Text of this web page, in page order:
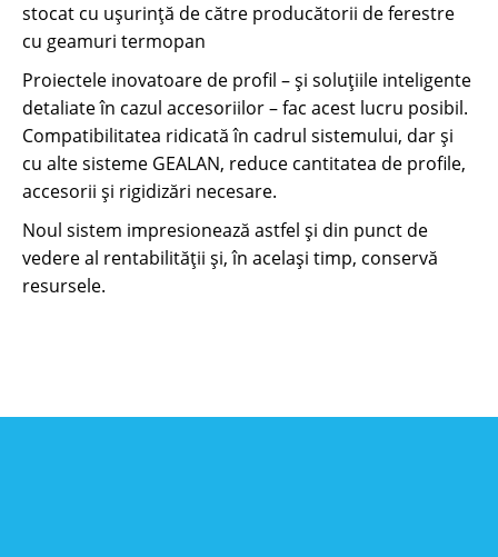
stocat cu ușurință de către producătorii de ferestre
cu geamuri termopan
Proiectele inovatoare de profil – și soluțiile inteligente
detaliate în cazul accesoriilor – fac acest lucru posibil.
Compatibilitatea ridicată în cadrul sistemului, dar și
cu alte sisteme GEALAN, reduce cantitatea de profile,
accesorii și rigidizări necesare.
Noul sistem impresionează astfel și din punct de
vedere al rentabilității și, în același timp, conservă
resursele.